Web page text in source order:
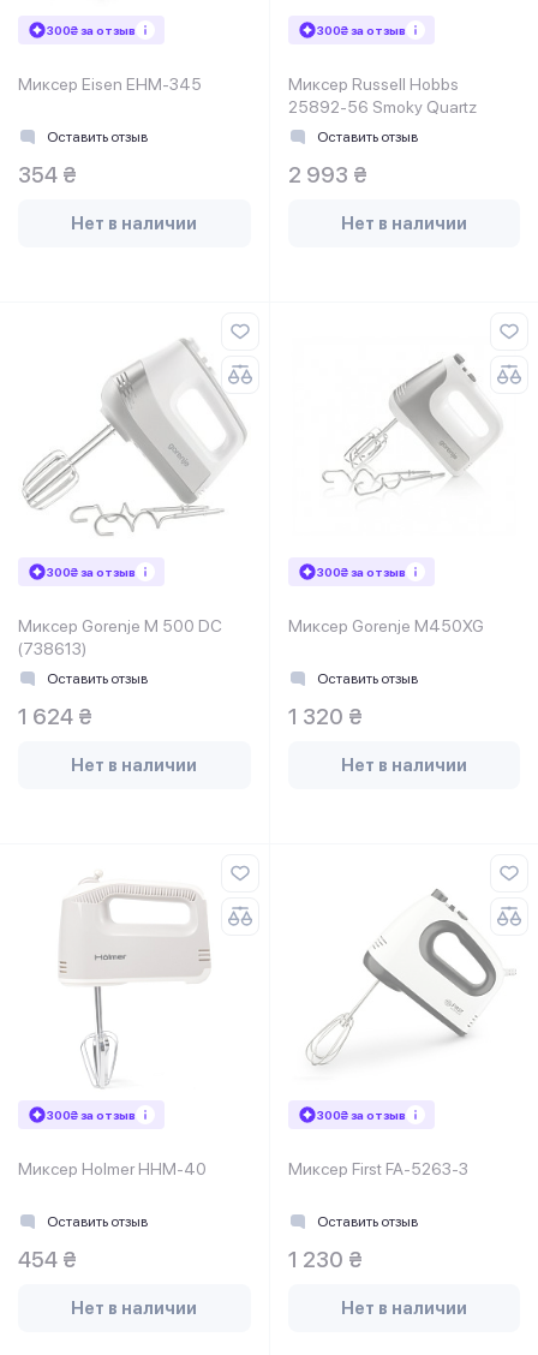
300₴ за отзыв
Миксер Eisen EHM-345
Оставить отзыв
354 ₴
Нет в наличии
300₴ за отзыв
Миксер Russell Hobbs
25892-56 Smoky Quartz
Оставить отзыв
2 993 ₴
Нет в наличии
300₴ за отзыв
Миксер Gorenje M 500 DC
(738613)
Оставить отзыв
1 624 ₴
Нет в наличии
300₴ за отзыв
Миксер Gorenje M450XG
Оставить отзыв
1 320 ₴
Нет в наличии
300₴ за отзыв
Миксер Holmer HHM-40
Оставить отзыв
454 ₴
Нет в наличии
300₴ за отзыв
Миксер First FA-5263-3
Оставить отзыв
1 230 ₴
Нет в наличии